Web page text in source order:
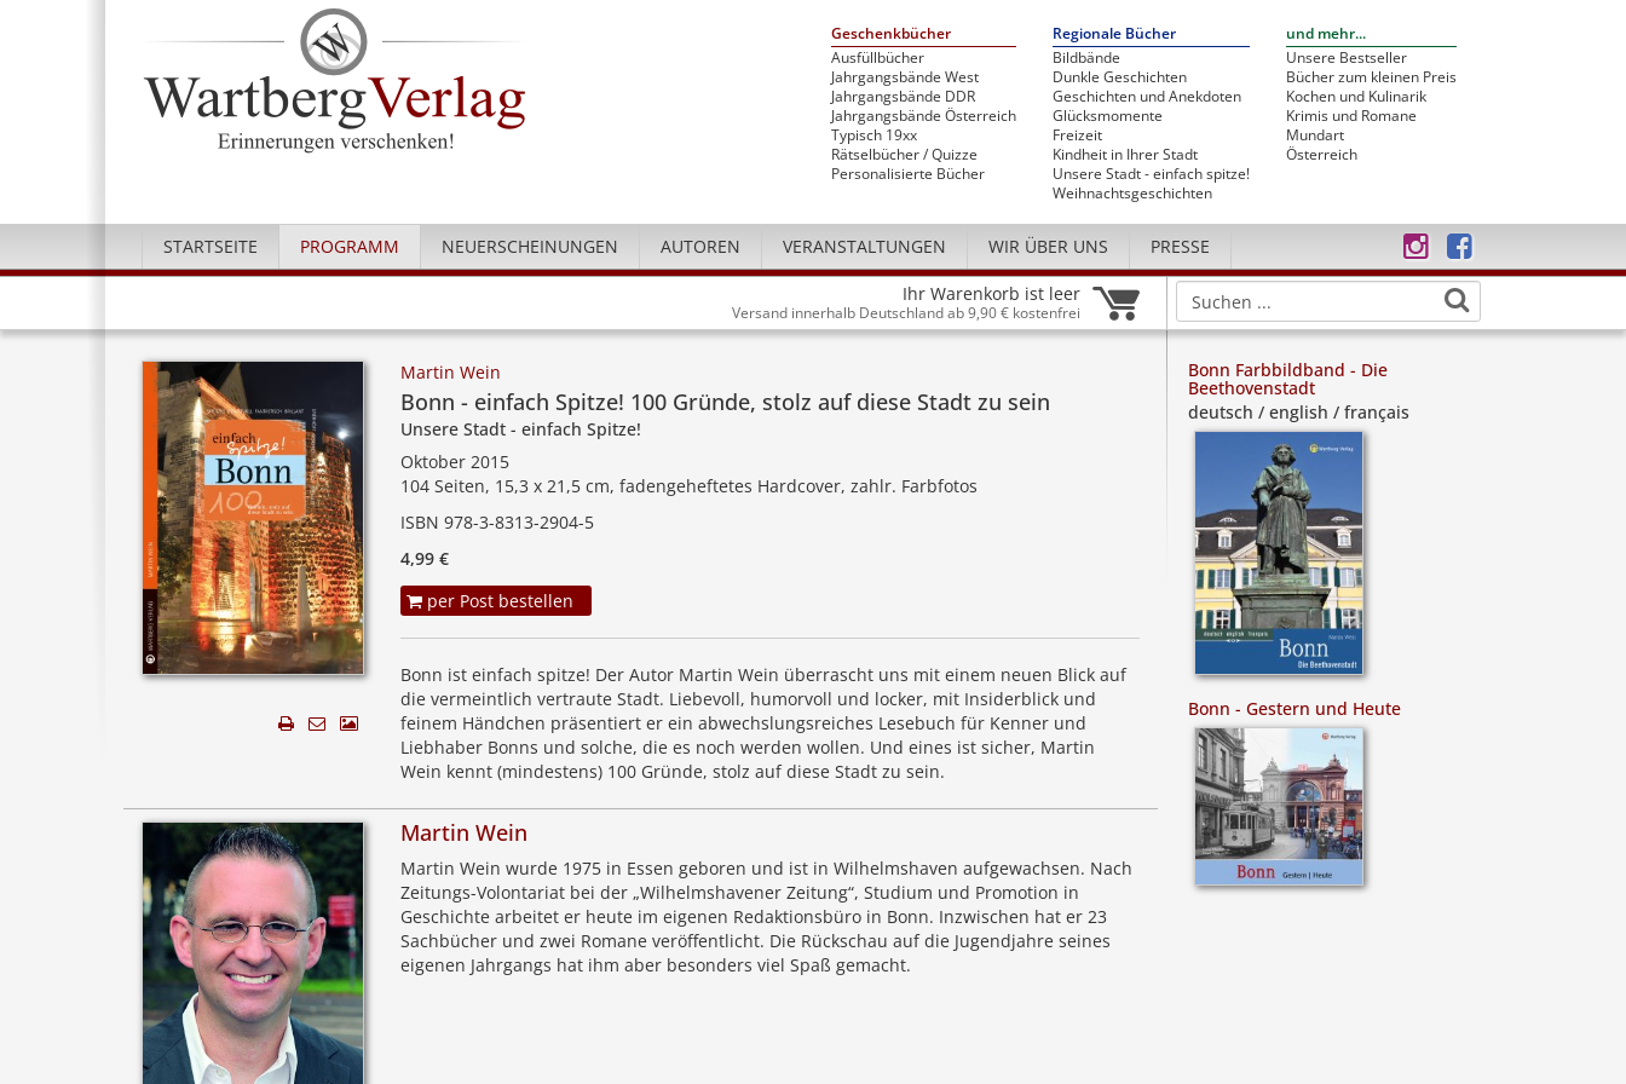
Geschenkbücher
Ausfüllbücher
Jahrgangsbände West
Jahrgangsbände DDR
Jahrgangsbände Österreich
Typisch 19xx
Rätselbücher / Quizze
Personalisierte Bücher
Regionale Bücher
Bildbände
Dunkle Geschichten
Geschichten und Anekdoten
Glücksmomente
Freizeit
Kindheit in Ihrer Stadt
Unsere Stadt - einfach spitze!
Weihnachtsgeschichten
und mehr...
Unsere Bestseller
Bücher zum kleinen Preis
Kochen und Kulinarik
Krimis und Romane
Mundart
Österreich
STARTSEITE PROGRAMM NEUERSCHEINUNGEN AUTOREN VERANSTALTUNGEN WIR ÜBER UNS PRESSE
Ihr Warenkorb ist leer
Versand innerhalb Deutschland ab 9,90 € kostenfrei
Martin Wein
Bonn - einfach Spitze! 100 Gründe, stolz auf diese Stadt zu sein
Unsere Stadt - einfach Spitze!
Oktober 2015
104 Seiten, 15,3 x 21,5 cm, fadengeheftetes Hardcover, zahlr. Farbfotos
ISBN 978-3-8313-2904-5
4,99 €
per Post bestellen
Bonn ist einfach spitze! Der Autor Martin Wein überrascht uns mit einem neuen Blick auf
die vermeintlich vertraute Stadt. Liebevoll, humorvoll und locker, mit Insiderblick und
feinem Händchen präsentiert er ein abwechslungsreiches Lesebuch für Kenner und
Liebhaber Bonns und solche, die es noch werden wollen. Und eines ist sicher, Martin
Wein kennt (mindestens) 100 Gründe, stolz auf diese Stadt zu sein.
Martin Wein
Martin Wein wurde 1975 in Essen geboren und ist in Wilhelmshaven aufgewachsen. Nach
Zeitungs-Volontariat bei der „Wilhelmshavener Zeitung“, Studium und Promotion in
Geschichte arbeitet er heute im eigenen Redaktionsbüro in Bonn. Inzwischen hat er 23
Sachbücher und zwei Romane veröffentlicht. Die Rückschau auf die Jugendjahre seines
eigenen Jahrgangs hat ihm aber besonders viel Spaß gemacht.
Bonn Farbbildband - Die
Beethovenstadt
deutsch / english / français
Bonn - Gestern und Heute